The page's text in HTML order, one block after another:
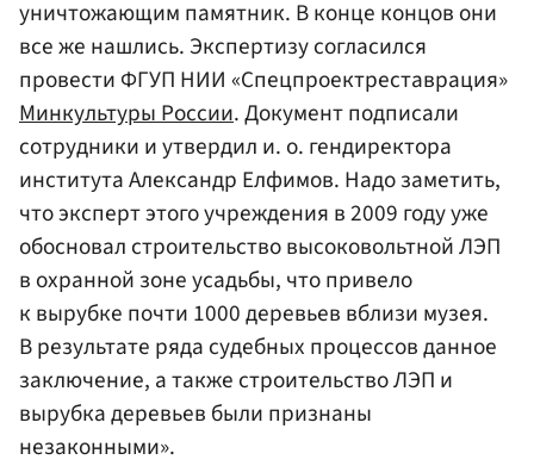
уничтожающим памятник. В конце концов они
все же нашлись. Экспертизу согласился
провести ФГУП НИИ «Спецпроектреставрация»
Минкультуры России. Документ подписали
сотрудники и утвердил и. о. гендиректора
института Александр Елфимов. Надо заметить,
что эксперт этого учреждения в 2009 году уже
обосновал строительство высоковольтной ЛЭП
в охранной зоне усадьбы, что привело
к вырубке почти 1000 деревьев вблизи музея.
В результате ряда судебных процессов данное
заключение, а также строительство ЛЭП и
вырубка деревьев были признаны
незаконными».